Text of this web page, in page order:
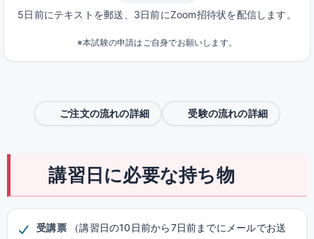
5日前にテキストを郵送、3日前にZoom招待状を配信します。
※本試験の申請はご自身でお願いします。
ご注文の流れの詳細 受験の流れの詳細
講習日に必要な持ち物
受講票
（講習日の10日前から7日前までにメールでお送